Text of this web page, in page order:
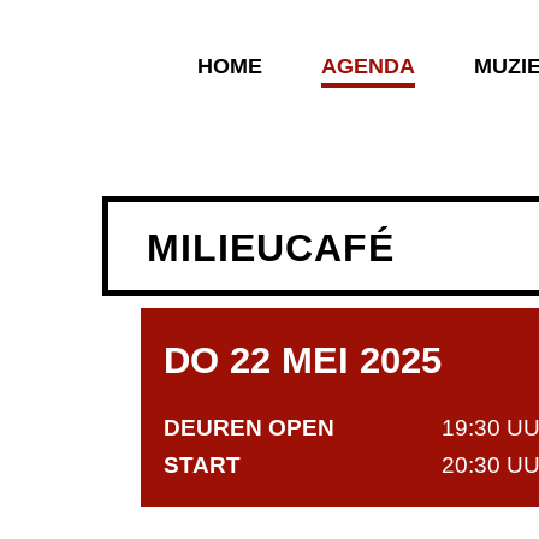
HOME AGENDA
MILIEUCAFÉ
DO 22 MEI 2025
DEUREN OPEN
19:30
START
20:30